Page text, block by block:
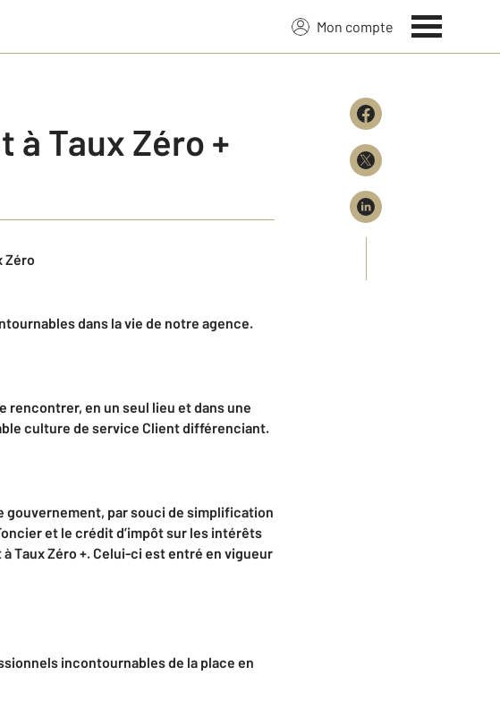
Mon compte
à Taux Zéro +
Zéro
dans la vie de notre agence.
rencontrer, en un seul lieu et dans une
culture de service Client différenciant.
gouvernement, par souci de simplification
et le crédit d’impôt sur les intérêts
Taux Zéro +. Celui-ci est entré en vigueur
incontournables de la place en